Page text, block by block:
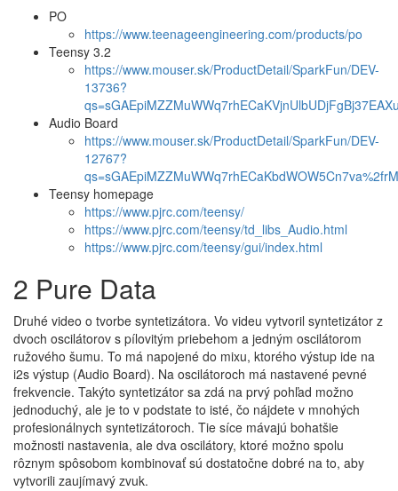
PO
https://www.teenageengineering.com/products/po
Teensy 3.2
https://www.mouser.sk/ProductDetail/SparkFun/DEV-
13736?
Audio Board
https://www.mouser.sk/ProductDetail/SparkFun/DEV-
12767?
Teensy homepage
https://www.pjrc.com/teensy/
https://www.pjrc.com/teensy/td_libs_Audio.html
https://www.pjrc.com/teensy/gui/index.html
2 Pure Data
Druhé video o tvorbe syntetizátora. Vo videu vytvoril syntetizátor z
dvoch oscilátorov s pílovitým priebehom a jedným oscilátorom
ružového šumu. To má napojené do mixu, ktorého výstup ide na
i2s výstup (Audio Board). Na oscilátoroch má nastavené pevné
frekvencie. Takýto syntetizátor sa zdá na prvý pohľad možno
jednoduchý, ale je to v podstate to isté, čo nájdete v mnohých
profesionálnych syntetizátoroch. Tie síce mávajú bohatšie
možnosti nastavenia, ale dva oscilátory, ktoré možno spolu
rôznym spôsobom kombinovať sú dostatočne dobré na to, aby
vytvorili zaujímavý zvuk.